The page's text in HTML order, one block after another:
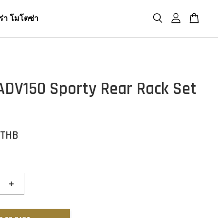
า โมโตซ่า
Sporty Rear Rack Set
+